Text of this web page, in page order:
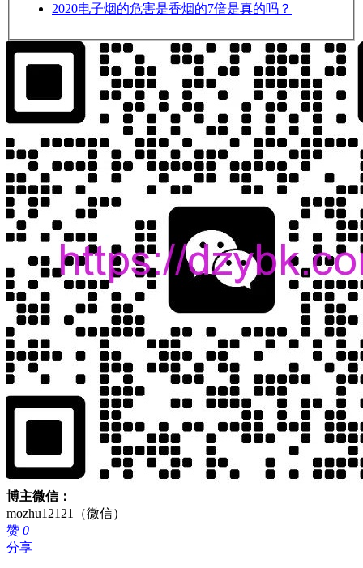
2020电子烟的危害是香烟的7倍是真的吗？
博主微信：
mozhu12121（微信）
赞 0
分享